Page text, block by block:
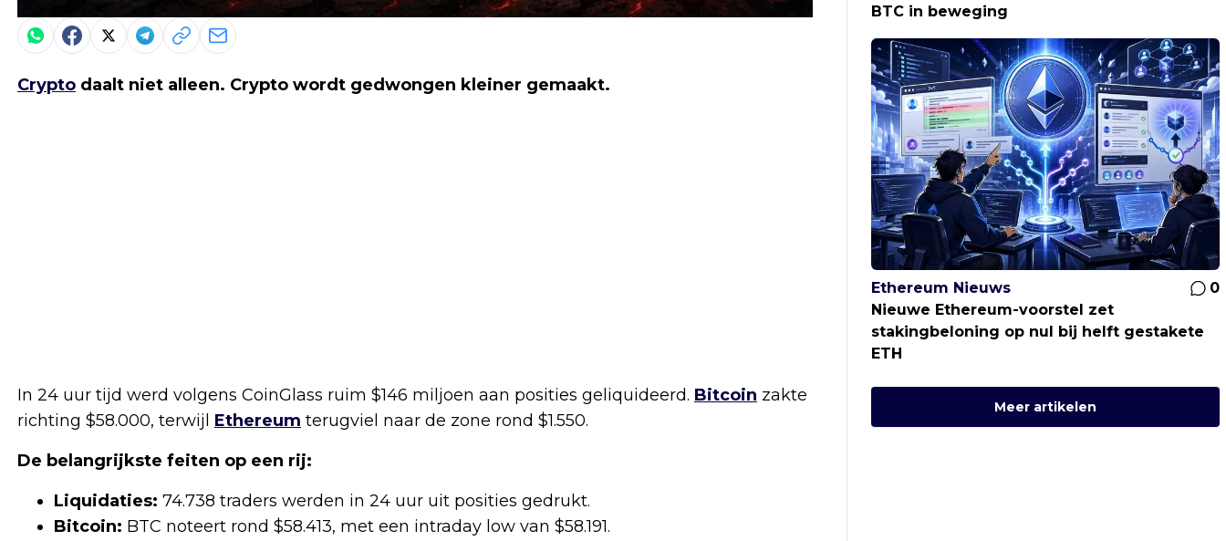
Crypto daalt niet alleen. Crypto wordt gedwongen kleiner gemaakt.
In 24 uur tijd werd volgens CoinGlass ruim $146 miljoen aan posities geliquideerd. Bitcoin zakte
richting $58.000, terwijl Ethereum terugviel naar de zone rond $1.550.
De belangrijkste feiten op een rij:
Liquidaties: 74.738 traders werden in 24 uur uit posities gedrukt.
Bitcoin: BTC noteert rond $58.413, met een intraday low van $58.191.
BTC in beweging
Ethereum Nieuws
0
Nieuwe Ethereum-voorstel zet
stakingbeloning op nul bij helft gestakete
ETH
Meer artikelen